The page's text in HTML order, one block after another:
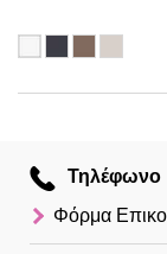
Τηλέφωνο
Φόρμα